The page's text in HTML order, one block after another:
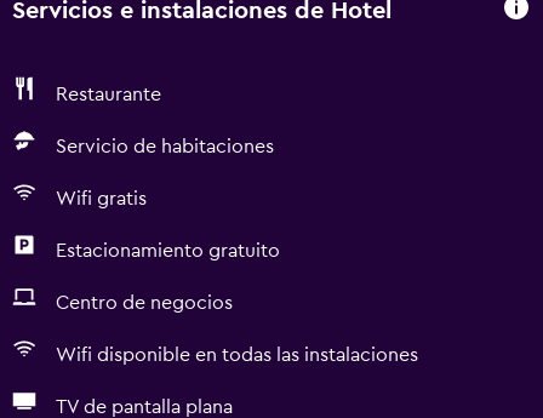
Servicios e instalaciones de Hotel
Restaurante
Servicio de habitaciones
Wifi gratis
Estacionamiento gratuito
Centro de negocios
Wifi disponible en todas las instalaciones
TV de pantalla plana